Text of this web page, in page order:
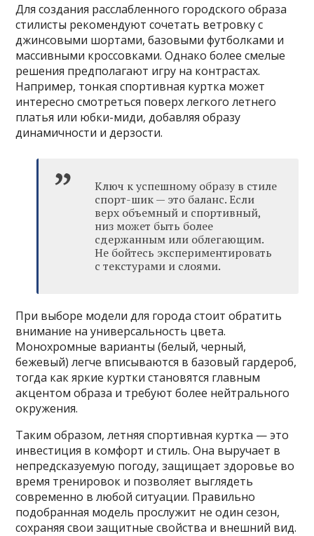
Для создания расслабленного городского образа
стилисты рекомендуют сочетать ветровку с
джинсовыми шортами, базовыми футболками и
массивными кроссовками. Однако более смелые
решения предполагают игру на контрастах.
Например, тонкая спортивная куртка может
интересно смотреться поверх легкого летнего
платья или юбки-миди, добавляя образу
динамичности и дерзости.
Ключ к успешному образу в стиле
спорт-шик — это баланс. Если
верх объемный и спортивный,
низ может быть более
сдержанным или облегающим.
Не бойтесь экспериментировать
с текстурами и слоями.
При выборе модели для города стоит обратить
внимание на универсальность цвета.
Монохромные варианты (белый, черный,
бежевый) легче вписываются в базовый гардероб,
тогда как яркие куртки становятся главным
акцентом образа и требуют более нейтрального
окружения.
Таким образом, летняя спортивная куртка — это
инвестиция в комфорт и стиль. Она выручает в
непредсказуемую погоду, защищает здоровье во
время тренировок и позволяет выглядеть
современно в любой ситуации. Правильно
подобранная модель прослужит не один сезон,
сохраняя свои защитные свойства и внешний вид.